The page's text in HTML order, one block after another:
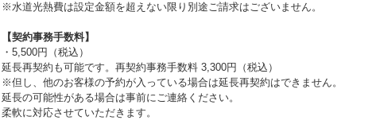
※水道光熱費は設定金額を超えない限り別途ご請求はございません。
【契約事務手数料】
・5,500円（税込）
延長再契約も可能です。再契約事務手数料 3,300円（税込）
※但し、他のお客様の予約が入っている場合は延長再契約はできません。
延長の可能性がある場合は事前にご連絡ください。
柔軟に対応させていただきます。